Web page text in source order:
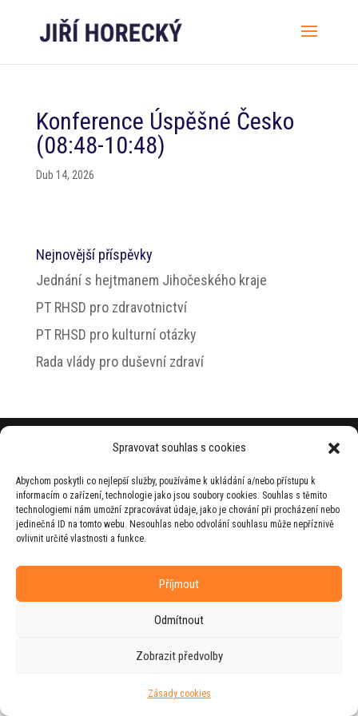
Spravovat souhlas s cookies
Abychom poskytli co nejlepší služby, používáme k ukládání a/nebo přístupu k
informacím o zařízení, technologie jako jsou soubory cookies. Souhlas s těmito
technologiemi nám umožní zpracovávat údaje, jako je chování při procházení nebo
jedinečná ID na tomto webu. Nesouhlas nebo odvolání souhlasu může nepříznivě
ovlivnit určité vlastnosti a funkce.
Příjmout
Odmítnout
Zobrazit předvolby
Zásady cookies
Konference Úspěšné Česko
(08:48-10:48)
Dub 14, 2026
Nejnovější příspěvky
Jednání s hejtmanem Jihočeského kraje
PT RHSD pro zdravotnictví
PT RHSD pro kulturní otázky
Rada vlády pro duševní zdraví
© 2026 Jiří Horecký – Osobní stránky Jiřího
Web vytvořila firmaRUDIve spolupráci s
agenturouZEST BRAND.